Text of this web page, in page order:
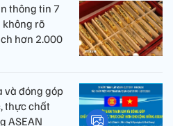
thông tin 7
rõ
hơn 2.000
và đóng góp
thực chất
ASEAN